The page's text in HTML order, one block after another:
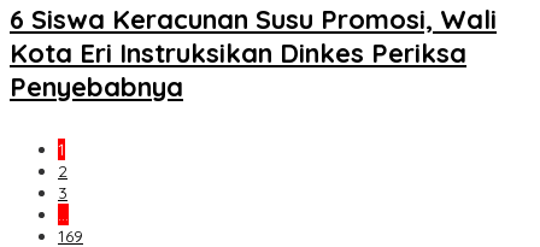
6 Siswa Keracunan Susu Promosi, Wali
Kota Eri Instruksikan Dinkes Periksa
Penyebabnya
1
2
3
…
169